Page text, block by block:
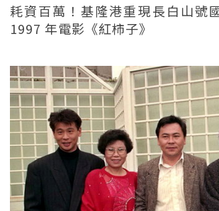
耗資百萬！基隆港重現長白山號
1997 年電影《紅柿子》